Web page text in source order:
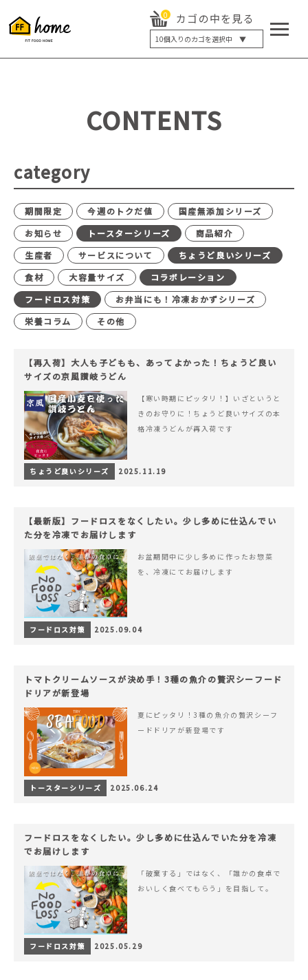
0 カゴの中を見る
10個入りのカゴを選択中 ▼
5個入り
20個入り
最大12%OFF
CONTENTS
category
期間限定 今週のトクだ値
国産無添加シリーズ
お知らせ
トースターシリーズ
商品紹介
生産者
サービスについて
ちょうど良いシリーズ
食材
大容量サイズ
コラボレーション
フードロス対策
お弁当にも！冷凍おかずシリーズ
栄養コラム
その他
【再入荷】大人も子どもも、あってよかった！ちょうど良い
サイズの京風讃岐うどん
【寒い時期にピッタリ！】いざというと
きのお守りに！ちょうど良いサイズの本
格冷凍うどんが再入荷です
ちょうど良いシリーズ 2025.11.19
【最新版】フードロスをなくしたい。少し多めに仕込んでい
た分を冷凍でお届けします
お盆期間中に少し多めに作ったお惣菜
を、冷凍にてお届けします
フードロス対策 2025.09.04
トマトクリームソースが決め手！3種の魚介の贅沢シーフード
ドリアが新登場
夏にピッタリ！3種の魚介の贅沢シーフ
ードドリアが新登場です
トースターシリーズ 2025.06.24
フードロスをなくしたい。少し多めに仕込んでいた分を冷凍
でお届けします
「破棄する」ではなく、「誰かの食卓で
おいしく食べてもらう」を目指して。
フードロス対策 2025.05.29